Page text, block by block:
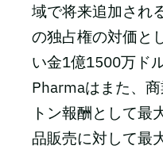
域で将来追加され
の独占権の対価と
い金1億1500万ド
Pharmaはまた、
トン報酬として最
品販売に対して最